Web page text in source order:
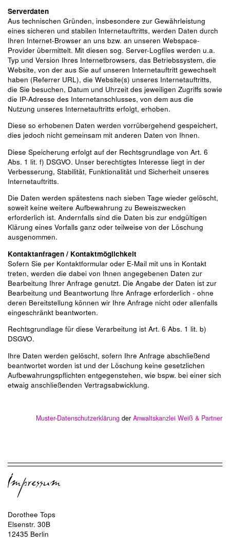
Serverdaten
Aus technischen Gründen, insbesondere zur Gewährleistung
eines sicheren und stabilen Internetauftritts, werden Daten durch
Ihren Internet-Browser an uns bzw. an unseren Webspace-
Provider übermittelt. Mit diesen sog. Server-Logfiles werden u.a.
Typ und Version Ihres Internetbrowsers, das Betriebssystem, die
Website, von der aus Sie auf unseren Internetauftritt gewechselt
haben (Referrer URL), die Website(s) unseres Internetauftritts,
die Sie besuchen, Datum und Uhrzeit des jeweiligen Zugriffs sowie
die IP-Adresse des Internetanschlusses, von dem aus die
Nutzung unseres Internetauftritts erfolgt, erhoben.
Diese so erhobenen Daten werden vorrübergehend gespeichert,
dies jedoch nicht gemeinsam mit anderen Daten von Ihnen.
Diese Speicherung erfolgt auf der Rechtsgrundlage von Art. 6
Abs. 1 lit. f) DSGVO. Unser berechtigtes Interesse liegt in der
Verbesserung, Stabilität, Funktionalität und Sicherheit unseres
Internetauftritts.
Die Daten werden spätestens nach sieben Tage wieder gelöscht,
soweit keine weitere Aufbewahrung zu Beweiszwecken
erforderlich ist. Andernfalls sind die Daten bis zur endgültigen
Klärung eines Vorfalls ganz oder teilweise von der Löschung
ausgenommen.
Kontaktanfragen / Kontaktmöglichkeit
Sofern Sie per Kontaktformular oder E-Mail mit uns in Kontakt
treten, werden die dabei von Ihnen angegebenen Daten zur
Bearbeitung Ihrer Anfrage genutzt. Die Angabe der Daten ist zur
Bearbeitung und Beantwortung Ihre Anfrage erforderlich - ohne
deren Bereitstellung können wir Ihre Anfrage nicht oder allenfalls
eingeschränkt beantworten.
Rechtsgrundlage für diese Verarbeitung ist Art. 6 Abs. 1 lit. b)
DSGVO.
Ihre Daten werden gelöscht, sofern Ihre Anfrage abschließend
beantwortet worden ist und der Löschung keine gesetzlichen
Aufbewahrungspflichten entgegenstehen, wie bspw. bei einer sich
etwaig anschließenden Vertragsabwicklung.
Muster-Datenschutzerklärung der Anwaltskanzlei Weiß & Partner
Dorothee Tops
Elsenstr. 30B
12435 Berlin